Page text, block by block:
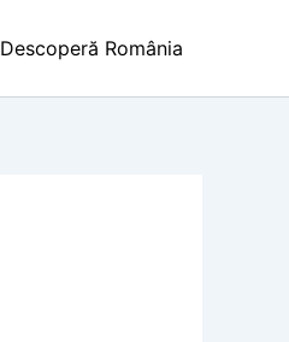
Descoperă România